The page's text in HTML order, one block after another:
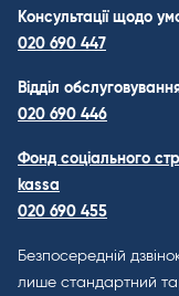
Консультації щодо
020 690 447
Відділ
020 690 446
Фонд соціального
kassa
020 690 455
Безпосередній
лише стандартний